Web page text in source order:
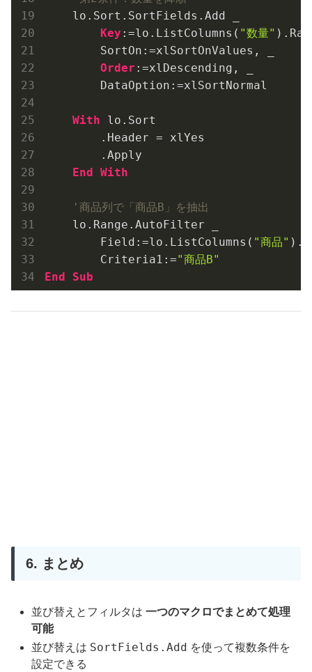
    lo.Sort.SortFields.Add _
Key :=lo.ListColumns( "数量"
        SortOn:=xlSortOnValues, _
Order :=xlDescending, _
        DataOption:=xlSortNormal
With lo.Sort
        .Header = xlYes
        .Apply
End
With
'商品列で「商品B」を抽出
    lo.Range.AutoFilter _
        Field:=lo.ListColumns(
"商品"
        Criteria1:=
"商品B"
End
Sub
6. まとめ
並び替えとフィルタは一つのマクロでまとめて処理
可能
並び替えは SortFields.Add を使って複数条件を
設定できる